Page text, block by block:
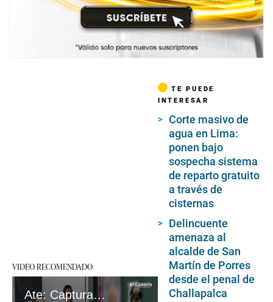
VIDEO RECOMENDADO
Ate: Capturan a sujeto acusado de embarazar a su sobrina de 15 años
TE PUEDE
INTERESAR
Corte masivo de
agua en Lima:
ponen bajo
sospecha sistema
de reparto gratuito
a través de
cisternas
Delincuente
amenaza al
alcalde de San
Martín de Porres
desde el penal de
Challapalca